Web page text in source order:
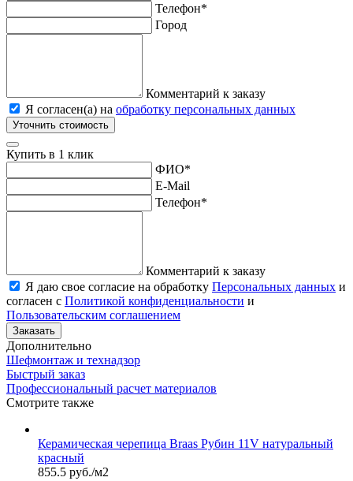
Телефон*
Город
Комментарий к заказу
Я согласен(а) на обработку персональных данных
Уточнить стоимость
Купить в 1 клик
ФИО*
E-Mail
Телефон*
Комментарий к заказу
Я даю свое согласие на обработку Персональных данных и
согласен с Политикой конфиденциальности и
Пользовательским соглашением
Заказать
Дополнительно
Шефмонтаж и технадзор
Быстрый заказ
Профессиональный расчет материалов
Смотрите также
Керамическая черепица Braas Рубин 11V натуральный
красный
855.5 руб./м2